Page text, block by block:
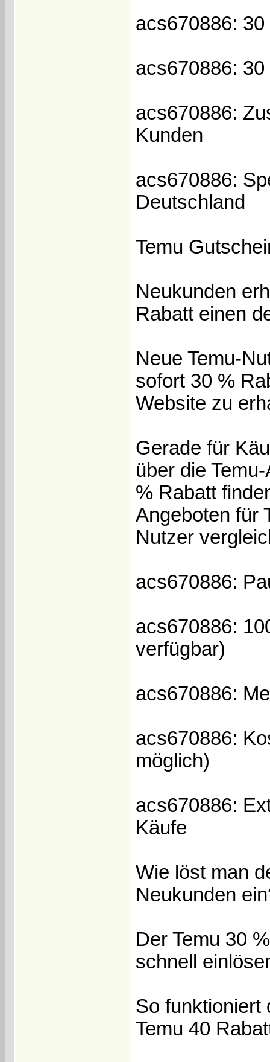
acs670886:
acs670886:
acs670886:
Kunden
acs670886:
Deutschland
Temu
Neukunden
Rabatt einen
Neue Temu-
sofort 30 %
Website zu
Gerade für
über die
% Rabatt
Angeboten für
Nutzer
acs670886:
acs670886:
verfügbar)
acs670886:
acs670886:
möglich)
acs670886:
Käufe
Wie löst man
Neukunden
Der Temu 30
schnell
So funktioniert
Temu 40